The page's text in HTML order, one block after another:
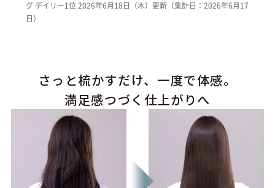
グ デイリー1位 2026年6月18日（木）更新（集計日：2026年6月17
日）
さっと梳かすだけ、一度で体感。
満足感つづく仕上がりへ